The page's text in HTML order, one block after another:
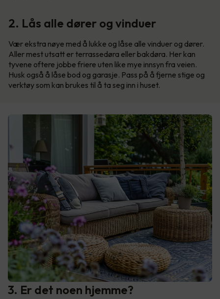
2. Lås alle dører og vinduer
Vær ekstra nøye med å lukke og låse alle vinduer og dører.
Aller mest utsatt er terrassedøra eller bakdøra. Her kan
tyvene oftere jobbe friere uten like mye innsyn fra veien.
Husk også å låse bod og garasje. Pass på å fjerne stige og
verktøy som kan brukes til å ta seg inn i huset.
3. Er det noen hjemme?